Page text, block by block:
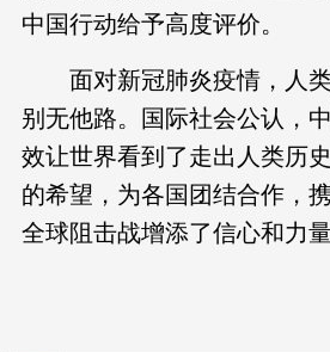
中国行动给予高度评价。
面对新冠肺炎疫情，人
别无他路。国际社会公认，
效让世界看到了走出人类历
的希望，为各国团结合作，
全球阻击战增添了信心和力量